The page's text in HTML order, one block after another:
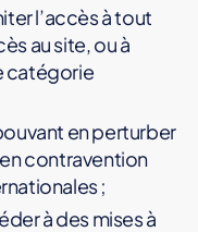
l’accès à tout
au site, ou à
catégorie
en perturber
contravention
;
à des mises à